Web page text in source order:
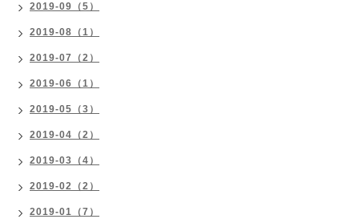
2019-09（5）
2019-08（1）
2019-07（2）
2019-06（1）
2019-05（3）
2019-04（2）
2019-03（4）
2019-02（2）
2019-01（7）